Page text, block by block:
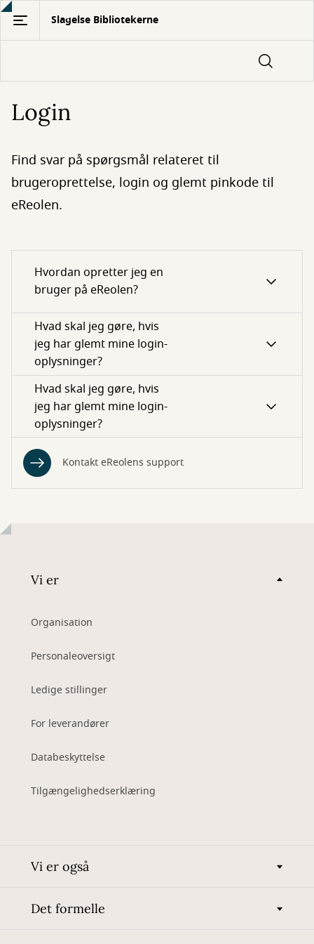
Gå
hovedindhold
Slagelse Bibliotekerne
Login
Find svar på spørgsmål relateret til
brugeroprettelse, login og glemt pinkode til
eReolen.
Hvordan opretter jeg en
bruger på eReolen?
Hvad skal jeg gøre, hvis
jeg har glemt mine login-
oplysninger?
Hvad skal jeg gøre, hvis
jeg har glemt mine login-
oplysninger?
Kontakt eReolens support
Vi er
Organisation
Personaleoversigt
Ledige stillinger
For leverandører
Databeskyttelse
Tilgængelighedserklæring
Vi er også
Det formelle